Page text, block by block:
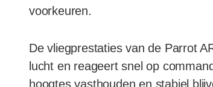
voorkeuren.
De vliegprestaties van de Parrot
lucht en reageert snel op
hoogtes vasthouden en stabiel